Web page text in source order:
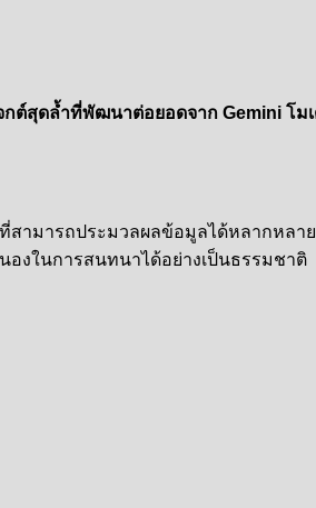
กต์สุดล้ำที่พัฒนาต่อยอดจาก Gemini โ
สามารถประมวลผลข้อมูลได้หลากหล
องในการสนทนาได้อย่างเป็นธรรมชาติ